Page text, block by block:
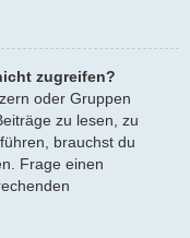
zugreifen?
oder Gruppen
zu lesen, zu
brauchst du
Frage einen